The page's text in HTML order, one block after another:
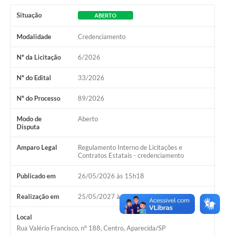
Secretaria de Saúde (Relações ESF)
ISS Online (Gerar Senha de Acesso / Acesso ao Sistema)
Galeria de Fotos
Audiências Públicas
Cemitérios
Carta de Serviços
Arquivos para Download
Galeria de Vídeos
Projetos
Participe mais
Contas Públicas
Situação ABERTO
Modalidade Credenciamento
Nº da Licitação 6/2026
Nº do Edital 33/2026
Nº do Processo 89/2026
Modo de
Disputa
Aberto
Amparo Legal
Regulamento Interno de Licitações e
Contratos Estatais - credenciamento
Publicado em 26/05/2026 às 15h18
Realização em 25/05/2027 às 17h00
Local
Rua Valério Francisco, nº 188, Centro, Aparecida/SP